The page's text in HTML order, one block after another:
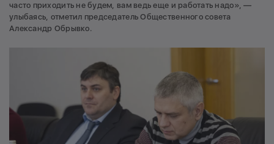
часто приходить не будем, вам ведь еще и работать надо», —
улыбаясь, отметил председатель Общественного совета
Александр Обрывко.